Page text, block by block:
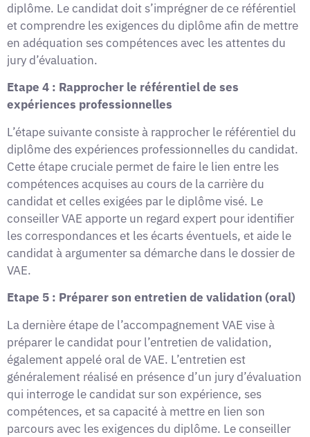
diplôme. Le candidat doit s’imprégner de ce référentiel
et comprendre les exigences du diplôme afin de mettre
en adéquation ses compétences avec les attentes du
jury d’évaluation.
Etape 4 : Rapprocher le référentiel de ses
expériences professionnelles
L’étape suivante consiste à rapprocher le référentiel du
diplôme des expériences professionnelles du candidat.
Cette étape cruciale permet de faire le lien entre les
compétences acquises au cours de la carrière du
candidat et celles exigées par le diplôme visé. Le
conseiller VAE apporte un regard expert pour identifier
les correspondances et les écarts éventuels, et aide le
candidat à argumenter sa démarche dans le dossier de
VAE.
Etape 5 : Préparer son entretien de validation (oral)
La dernière étape de l’accompagnement VAE vise à
préparer le candidat pour l’entretien de validation,
également appelé oral de VAE. L’entretien est
généralement réalisé en présence d’un jury d’évaluation
qui interroge le candidat sur son expérience, ses
compétences, et sa capacité à mettre en lien son
parcours avec les exigences du diplôme. Le conseiller